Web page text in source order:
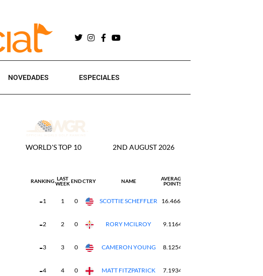
NOVEDADES ESPECIALES